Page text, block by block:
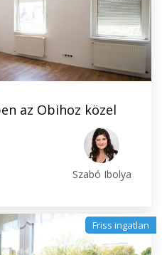
az Obihoz közel
Szabó Ibolya
Friss ingatlan